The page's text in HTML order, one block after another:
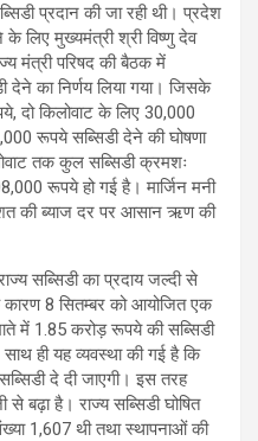
प्रदान की जा रही थी। प्रदेश
लिए मुख्यमंत्री श्री विष्णु देव
मंत्री परिषद की बैठक में
देने का निर्णय लिया गया। जिसके
दो किलोवाट के लिए 30,000
रूपये सब्सिडी देने की घोषणा
तक कुल सब्सिडी क्रमशः
रूपये हो गई है। मार्जिन मनी
की ब्याज दर पर आसान ऋण की
सब्सिडी का प्रदाय जल्दी से
8 सितम्बर को आयोजित एक
में 1.85 करोड़ रूपये की सब्सिडी
ही यह व्यवस्था की गई है कि
दे दी जाएगी। इस तरह
से बढ़ा है। राज्य सब्सिडी घोषित
1,607 थी तथा स्थापनाओं की